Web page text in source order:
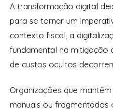
A transformação digital
para se tornar um
contexto fiscal, a
fundamental na mitigação
de custos ocultos
Organizações que
manuais ou fragmentados